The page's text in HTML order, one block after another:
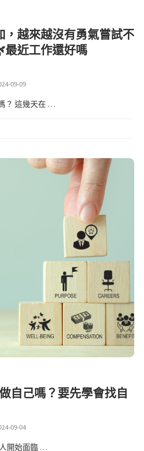
，越來越沒有勇氣嘗試不
最近工作還好嗎
09-09
？ 這幾天在 …
自己嗎？要先學會找自
09-04
開始面臨 …